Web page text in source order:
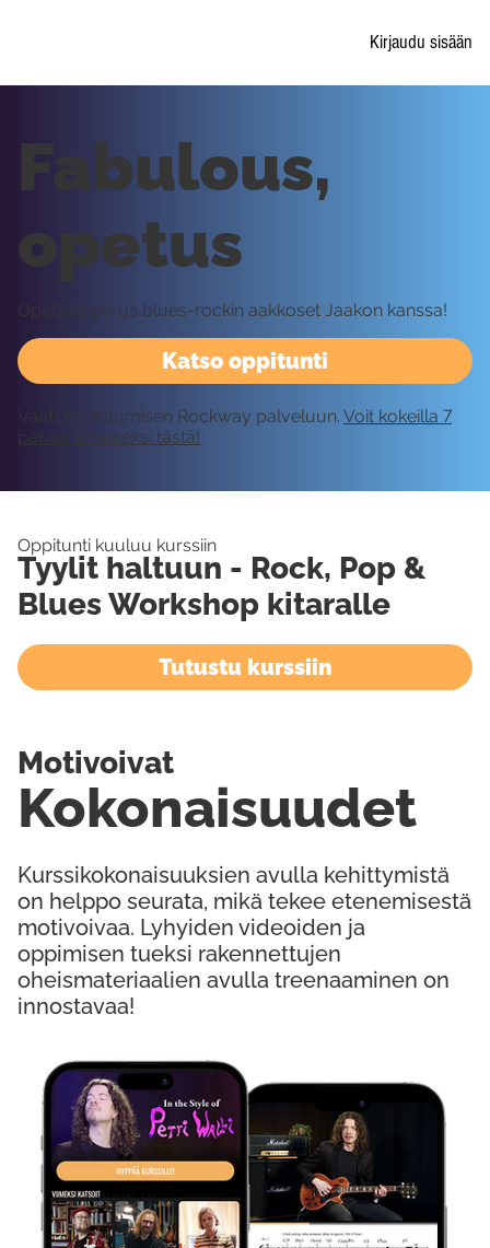
Kirjaudu sisään
Kokeile Ilmaiseksi
Katso oppitunti
Fabulous,
opetus
Opettele perus blues-rockin aakkoset Jaakon kanssa!
Vaatii kirjautumisen Rockway palveluun. Voit kokeilla 7
päivää ilmaiseksi tästä!
Oppitunti kuuluu kurssiin
Tyylit haltuun - Rock, Pop &
Blues Workshop kitaralle
Tutustu kurssiin
Kurssikokonaisuuksien avulla kehittymistä
on helppo seurata, mikä tekee etenemisestä
motivoivaa. Lyhyiden videoiden ja
oppimisen tueksi rakennettujen
oheismateriaalien avulla treenaaminen on
innostavaa!
Kokonaisuudet
Motivoivat